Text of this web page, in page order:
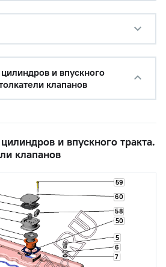
и впускного
клапанов
и впускного тракта.
клапанов
5
6
7
50
58
59
60